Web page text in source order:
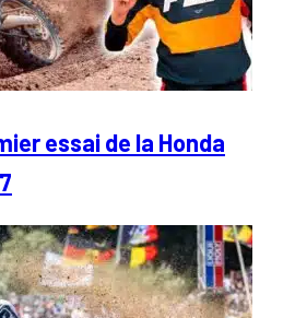
essai de la Honda